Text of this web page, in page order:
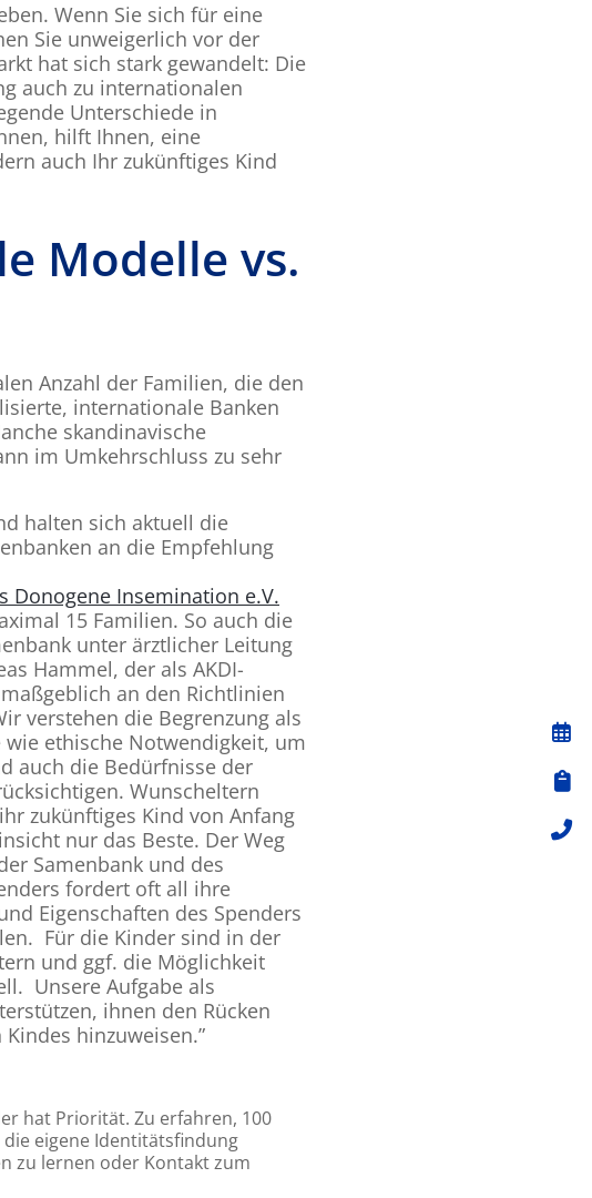
Wenn Sie sich für eine
Sie unweigerlich vor der
hat sich stark gewandelt: Die
auch zu internationalen
Unterschiede in
hilft Ihnen, eine
auch Ihr zukünftiges Kind
Modelle vs.
Anzahl der Familien, die den
internationale Banken
skandinavische
im Umkehrschluss zu sehr
halten sich aktuell die
an die Empfehlung
Donogene Insemination e.V.
15 Familien. So auch die
unter ärztlicher Leitung
Hammel, der als AKDI-
an den Richtlinien
verstehen die Begrenzung als
wie ethische Notwendigkeit, um
auch die Bedürfnisse der
Wunscheltern
zukünftiges Kind von Anfang
nur das Beste. Der Weg
Samenbank und des
fordert oft all ihre
Eigenschaften des Spenders
Für die Kinder sind in der
und ggf. die Möglichkeit
Unsere Aufgabe als
ihnen den Rücken
hinzuweisen.”
hat Priorität. Zu erfahren, 100
eigene Identitätsfindung
zu lernen oder Kontakt zum